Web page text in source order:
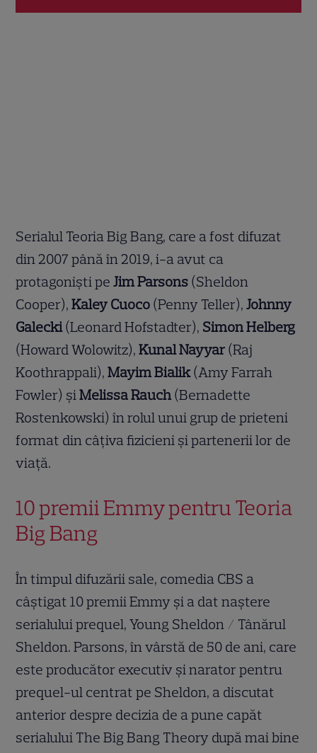
Serialul Teoria Big Bang, care a fost difuzat
din 2007 până în 2019, i-a avut ca
protagoniști pe Jim Parsons (Sheldon
Cooper),Kaley Cuoco (Penny Teller),Johnny
Galecki(Leonard Hofstadter), Simon Helberg
(Howard Wolowitz),Kunal Nayyar (Raj
Koothrappali),Mayim Bialik(Amy Farrah
Fowler) șiMelissa Rauch (Bernadette
Rostenkowski) în rolul unui grup de prieteni
format din câțiva fizicieni și partenerii lor de
viață.
10 premii Emmy pentru Teoria
Big Bang
În timpul difuzării sale, comedia CBS a
câștigat 10 premii Emmy și a dat naștere
serialului prequel, Young Sheldon / Tânărul
Sheldon. Parsons, în vârstă de 50 de ani, care
este producător executiv și narator pentru
prequel-ul centrat pe Sheldon, a discutat
anterior despre decizia de a pune capăt
serialului The Big Bang Theory după mai bine